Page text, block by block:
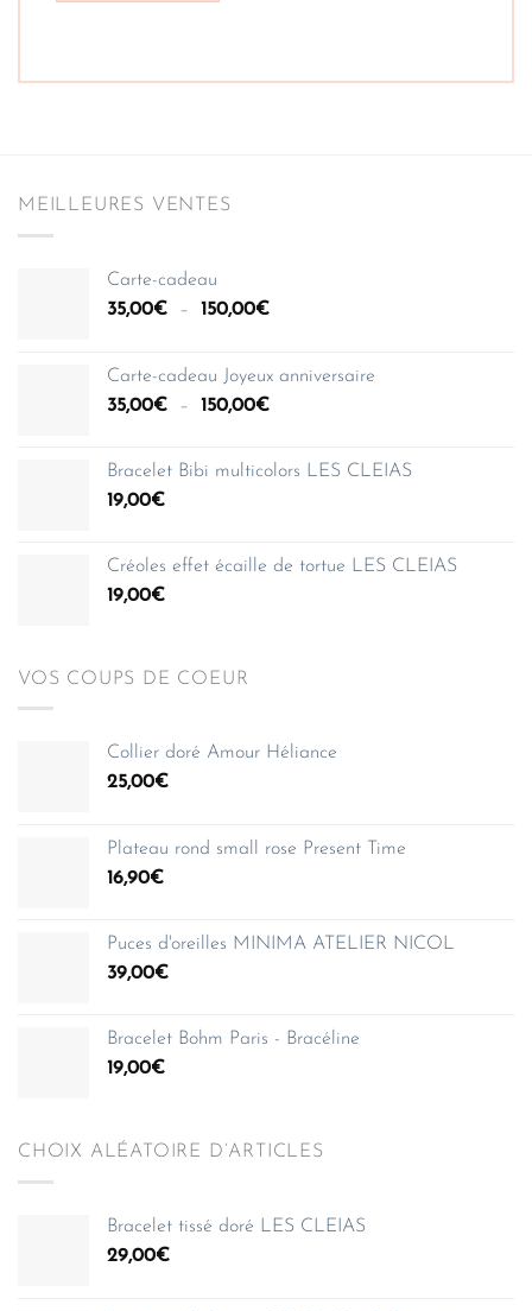
MEILLEURES VENTES
Carte-cadeau
35,00€ – 150,00€Plage
35,00€
à
Carte-cadeau Joyeux anniversaire
35,00€ – 150,00€Plage
35,00€
Bracelet Bibi multicolors LES CLEIAS
19,00€
Créoles effet écaille de tortue LES CLEIAS
19,00€
VOS COUPS DE COEUR
Collier doré Amour Héliance
25,00€
Plateau rond small rose Present Time
16,90€
Puces d'oreilles MINIMA ATELIER NICOL
39,00€
Bracelet Bohm Paris - Bracéline
19,00€
CHOIX ALÉATOIRE D’ARTICLES
Bracelet tissé doré LES CLEIAS
29,00€